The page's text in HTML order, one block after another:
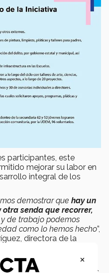
participantes, este
mejorar su labor en
integral de los
demostrar que hay un
senda que recorrer,
de trabajo podemos
como lo hemos hecho”,
directora de la
polígono.
Urbanismo e
×